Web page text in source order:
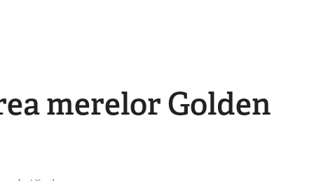
merelor Golden